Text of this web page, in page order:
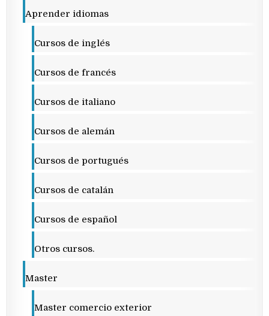
Aprender idiomas
Cursos de inglés
Cursos de francés
Cursos de italiano
Cursos de alemán
Cursos de portugués
Cursos de catalán
Cursos de español
Otros cursos.
Master
Master comercio exterior